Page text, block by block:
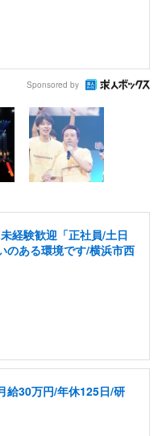
Sponsored by
経験歓迎「正社員/土日
のある環境です/横浜市西
給30万円/年休125日/研